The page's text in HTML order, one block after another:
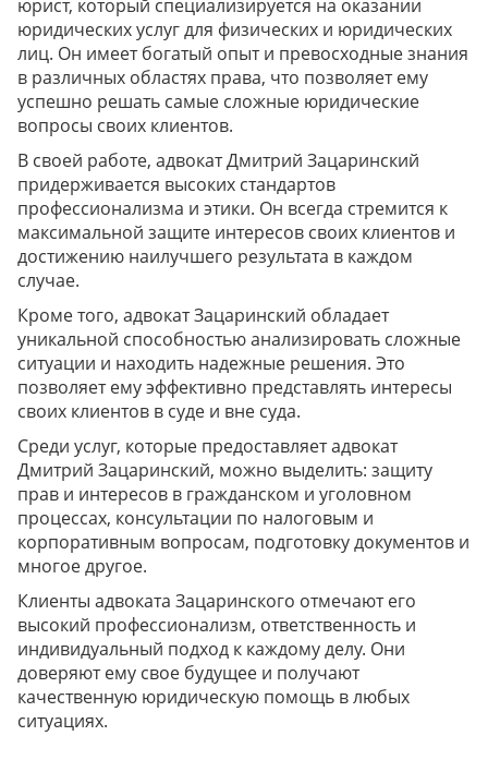
юрист, который специализируется на оказании
юридических услуг для физических и юридических
лиц. Он имеет богатый опыт и превосходные знания
в различных областях права, что позволяет ему
успешно решать самые сложные юридические
вопросы своих клиентов.
В своей работе, адвокат Дмитрий Зацаринский
придерживается высоких стандартов
профессионализма и этики. Он всегда стремится к
максимальной защите интересов своих клиентов и
достижению наилучшего результата в каждом
случае.
Кроме того, адвокат Зацаринский обладает
уникальной способностью анализировать сложные
ситуации и находить надежные решения. Это
позволяет ему эффективно представлять интересы
своих клиентов в суде и вне суда.
Среди услуг, которые предоставляет адвокат
Дмитрий Зацаринский, можно выделить: защиту
прав и интересов в гражданском и уголовном
процессах, консультации по налоговым и
корпоративным вопросам, подготовку документов и
многое другое.
Клиенты адвоката Зацаринского отмечают его
высокий профессионализм, ответственность и
индивидуальный подход к каждому делу. Они
доверяют ему свое будущее и получают
качественную юридическую помощь в любых
ситуациях.